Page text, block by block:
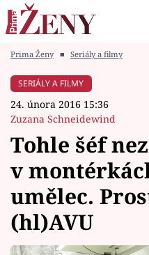
Módní alarm
Témata
Celebrity
Vztahy
Prima Ženy ■ Seriály a filmy
SERIÁLY A FILMY
24. února 2016 15:36
Zuzana Schneidewind
Tohle šéf
v
umělec.
(hl)AVU